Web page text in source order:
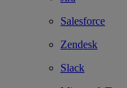
Salesforce
Zendesk
Slack